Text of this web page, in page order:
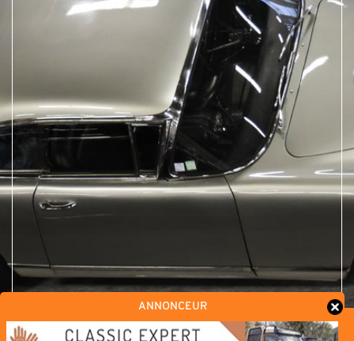
ANNONCEUR